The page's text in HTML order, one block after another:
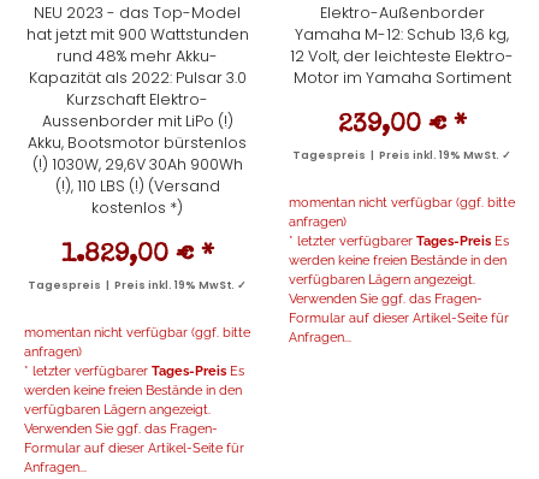
NEU 2023 - das Top-Model
hat jetzt mit 900 Wattstunden
rund 48% mehr Akku-
Kapazität als 2022: Pulsar 3.0
Kurzschaft Elektro-
Aussenborder mit LiPo (!)
Akku, Bootsmotor bürstenlos
(!) 1030W, 29,6V 30Ah 900Wh
(!), 110 LBS (!) (Versand
kostenlos *)
1.829,00 € *
Tagespreis | Preis inkl. 19% MwSt. ✓
momentan nicht verfügbar (ggf. bitte
anfragen)
* letzter verfügbarer Tages-Preis Es
werden keine freien Bestände in den
verfügbaren Lägern angezeigt.
Verwenden Sie ggf. das Fragen-
Formular auf dieser Artikel-Seite für
Anfragen...
Elektro-Außenborder
Yamaha M-12: Schub 13,6 kg,
12 Volt, der leichteste Elektro-
Motor im Yamaha Sortiment
239,00 € *
Tagespreis | Preis inkl. 19% MwSt. ✓
momentan nicht verfügbar (ggf. bitte
anfragen)
* letzter verfügbarer Tages-Preis Es
werden keine freien Bestände in den
verfügbaren Lägern angezeigt.
Verwenden Sie ggf. das Fragen-
Formular auf dieser Artikel-Seite für
Anfragen...